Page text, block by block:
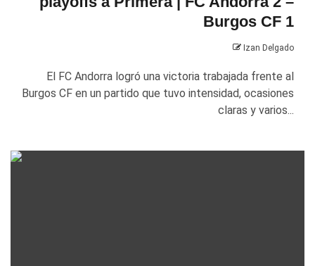
Burgos CF 1
Izan Delgado
El FC Andorra logró una victoria trabajada frente al
Burgos CF en un partido que tuvo intensidad, ocasiones
claras y varios...